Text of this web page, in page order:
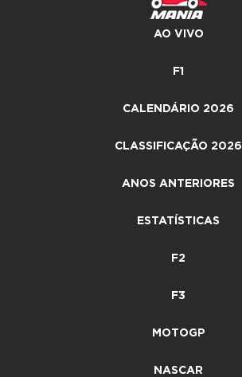
AO VIVO
F1
CALENDÁRIO 2026
CLASSIFICAÇÃO 2026
ANOS ANTERIORES
ESTATÍSTICAS
F2
F3
MOTOGP
NASCAR